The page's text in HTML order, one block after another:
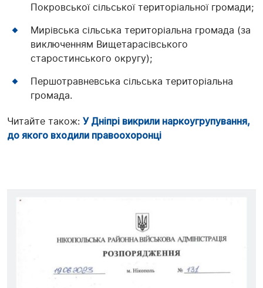
Покровської сільської територіальної громади;
Мирівська сільська територіальна громада (за
виключенням Вищетарасівського
старостинського округу);
Першотравневська сільська територіальна
громада.
Читайте також: У Дніпрі викрили наркоугрупування,
до якого входили правоохоронці